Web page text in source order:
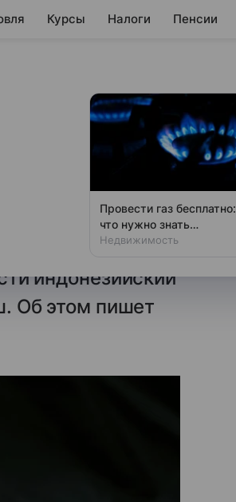
Курсы Налоги Пенсии
кофе и чая
долларов в год,
с ЕАЭС может
индонезийский
Об этом пишет
Провести газ бесплатно:
что нужно знать
владельцам дач
Недвижимость